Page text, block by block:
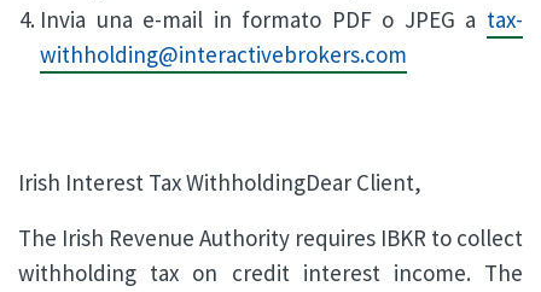
Invia una e-mail in formato PDF o JPEG a tax-
withholding@interactivebrokers.com
Irish Interest Tax WithholdingDear Client,
The Irish Revenue Authority requires IBKR to collect
withholding tax on credit interest income. The